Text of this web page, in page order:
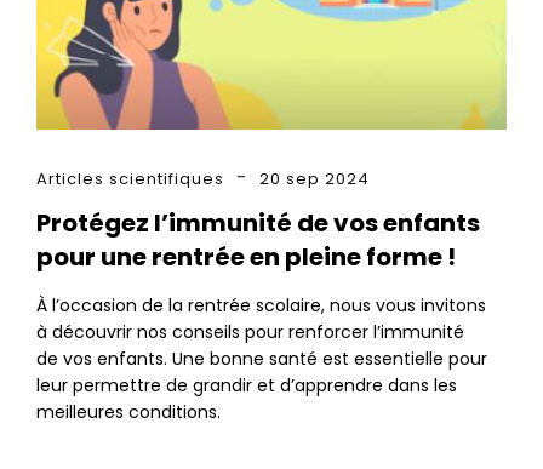
Articles scientifiques 20 sep 2024
Protégez l’immunité de vos enfants
pour une rentrée en pleine forme !
À l’occasion de la rentrée scolaire, nous vous invitons
à découvrir nos conseils pour renforcer l’immunité
de vos enfants. Une bonne santé est essentielle pour
leur permettre de grandir et d’apprendre dans les
meilleures conditions.